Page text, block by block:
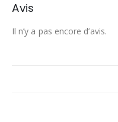
Avis
Il n’y a pas encore d’avis.